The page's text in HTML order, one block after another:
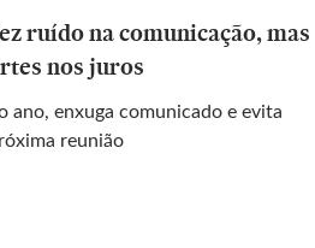
ruído na comunicação, mas
nos juros
ano, enxuga comunicado e evita
reunião